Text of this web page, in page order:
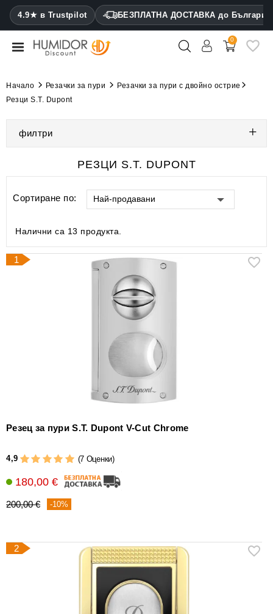
4.9★ в Trustpilot БЕЗПЛАТНА ДОСТАВКА до България
CATEGORY
Хумидори
Калъфи
пури
Запалки
Резачки
пури
Овлажнители
0
Начало Резачки за пури
Резачки за пури с двойно острие
Резци S.T. Dupont
филтри
РЕЗЦИ S.T. DUPONT
Сортиране по: Най-продавани
Налични са 13 продукта.
1
Резец за пури S.T. Dupont V-Cut Chrome
4,9 (7 Оценки)
180,00 €
200,00 € -10%
2